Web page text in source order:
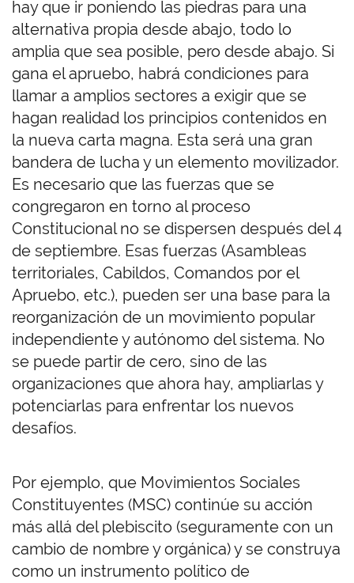
hay que ir poniendo las piedras para una
alternativa propia desde abajo, todo lo
amplia que sea posible, pero desde abajo. Si
gana el apruebo, habrá condiciones para
llamar a amplios sectores a exigir que se
hagan realidad los principios contenidos en
la nueva carta magna. Esta será una gran
bandera de lucha y un elemento movilizador.
Es necesario que las fuerzas que se
congregaron en torno al proceso
Constitucional no se dispersen después del 4
de septiembre. Esas fuerzas (Asambleas
territoriales, Cabildos, Comandos por el
Apruebo, etc.), pueden ser una base para la
reorganización de un movimiento popular
independiente y autónomo del sistema. No
se puede partir de cero, sino de las
organizaciones que ahora hay, ampliarlas y
potenciarlas para enfrentar los nuevos
desafíos.
Por ejemplo, que Movimientos Sociales
Constituyentes (MSC) continúe su acción
más allá del plebiscito (seguramente con un
cambio de nombre y orgánica) y se construya
como un instrumento político de